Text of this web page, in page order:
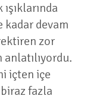
kadar devam
zor
içten içe
biraz fazla